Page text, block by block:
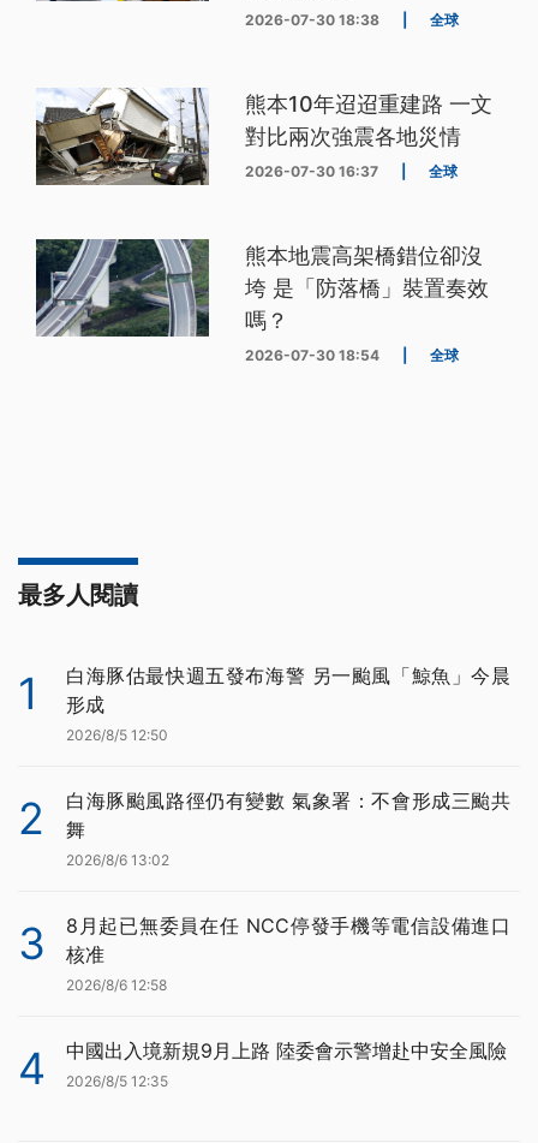
2026-07-30 18:38 全球
熊本10年迢迢重建路 一文
對比兩次強震各地災情
2026-07-30 16:37 全球
熊本地震高架橋錯位卻沒
垮 是「防落橋」裝置奏效
嗎？
2026-07-30 18:54 全球
最多人閱讀
1
白海豚估最快週五發布海警 另一颱風「鯨魚」今晨
形成
2026/8/5 12:50
2
白海豚颱風路徑仍有變數 氣象署：不會形成三颱共
舞
2026/8/6 13:02
3
8月起已無委員在任 NCC停發手機等電信設備進口
核准
2026/8/6 12:58
4 中國出入境新規9月上路 陸委會示警增赴中安全風險
2026/8/5 12:35